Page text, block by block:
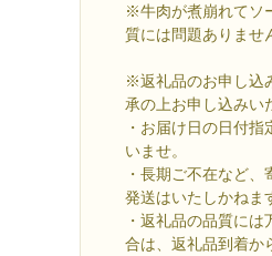
※牛肉が煮崩れてソ
質には問題ありませ
※返礼品のお申し込
承の上お申し込みい
・お届け日の日付
いませ。
・長期ご不在など
発送はいたしかねま
・返礼品の品質に
合は、返礼品到着か